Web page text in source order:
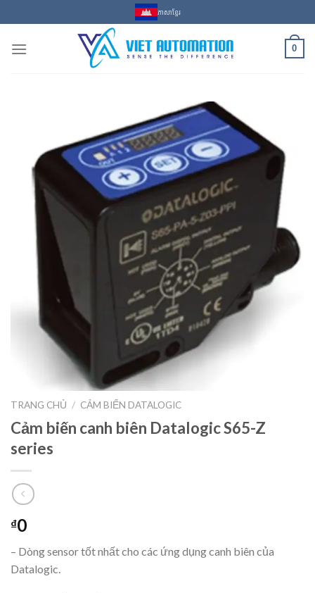
to
content
ភាសាខ្មែរ
0
TRANG CHỦ / CẢM BIẾN DATALOGIC
Cảm biến canh biên Datalogic S65-Z
series
₫0
– Dòng sensor tốt nhất cho các ứng dụng canh biên của
Datalogic.